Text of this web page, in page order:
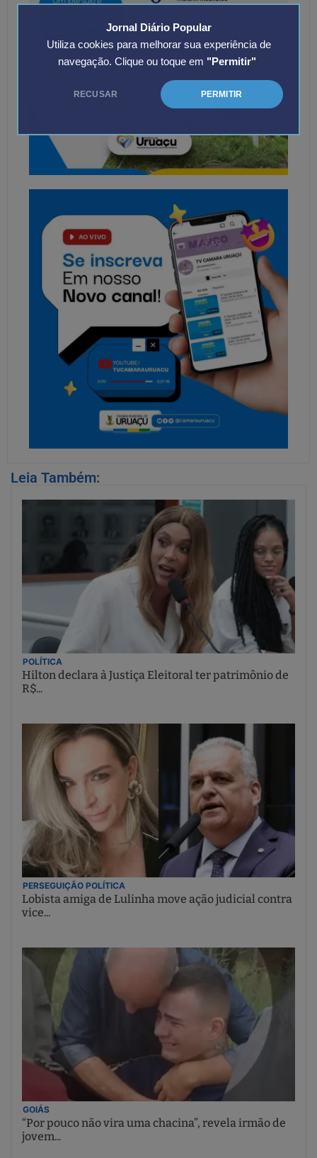
Jornal Diário Popular
Utiliza cookies para melhorar sua experiência de
navegação. Clique ou toque em "Permitir"
RECUSAR PERMITIR
Leia Também:
POLÍTICA
Hilton declara à Justiça Eleitoral ter patrimônio de
R$...
PERSEGUIÇÃO POLÍTICA
Lobista amiga de Lulinha move ação judicial contra
vice...
GOIÁS
“Por pouco não vira uma chacina”, revela irmão de
jovem...